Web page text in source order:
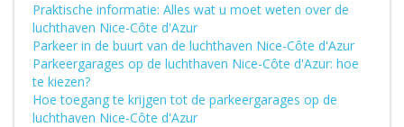
Praktische informatie: Alles wat u moet weten over de
luchthaven Nice-Côte d'Azur
Parkeer in de buurt van de luchthaven Nice-Côte d'Azur
Parkeergarages op de luchthaven Nice-Côte d'Azur: hoe
te kiezen?
Hoe toegang te krijgen tot de parkeergarages op de
luchthaven Nice-Côte d'Azur